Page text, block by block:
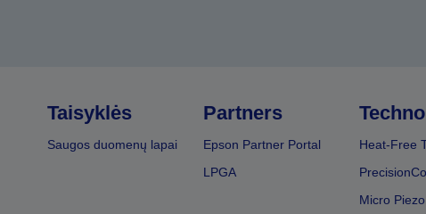
Taisyklės
Saugos duomenų lapai
Partners
Epson Partner Portal
LPGA
Heat-Free
Micro